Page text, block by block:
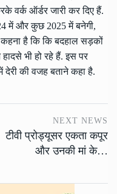
वर्क ऑर्डर जारी कर दिए हैं.
में और कुछ 2025 में बनेगी,
कहना है कि कि बदहाल सड़कों
भी हो रहे हैं. इस पर
देरी की वजह बताने कहा है.
NEXT NEWS
टीवी प्रोड्यूसर एकता कपूर
और उनकी मां के…